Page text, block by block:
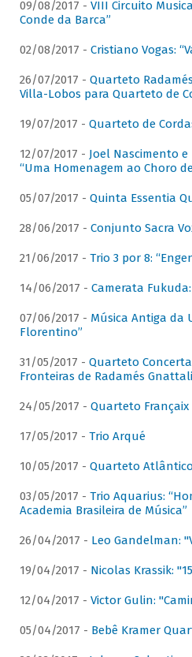
09/08/2017 - VIII Circuito
Conde da Barca”
02/08/2017 - Cristiano Vogas:
26/07/2017 - Quarteto
Villa-Lobos para Quarteto de
19/07/2017 - Quarteto de
12/07/2017 - Joel Nascimento
“Uma Homenagem ao Choro
05/07/2017 - Quinta Essentia
28/06/2017 - Conjunto Sacra
21/06/2017 - Trio 3 por 8:
14/06/2017 - Camerata
07/06/2017 - Música Antiga da
Florentino”
31/05/2017 - Quarteto
Fronteiras de Radamés
24/05/2017 - Quarteto Françaix
17/05/2017 - Trio Arqué
10/05/2017 - Quarteto
03/05/2017 - Trio Aquarius:
Academia Brasileira de Música”
26/04/2017 - Leo Gandelman:
19/04/2017 - Nicolas Krassik:
12/04/2017 - Victor Gulin:
05/04/2017 - Bebê Kramer